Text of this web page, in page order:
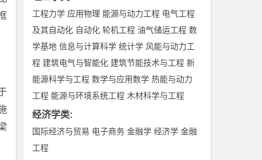
工程力学 应用物理 能源与动力工程 电气工程
及其自动化 自动化 轮机工程 油气储运工程 数
学基地 信息与计算科学 统计学 风能与动力工
程 建筑电气与智能化 建筑节能技术与工程 新
能源科学与工程 数学与应用数学 热能与动力
工程 能源与环境系统工程 木材科学与工程
经济学类:
国际经济与贸易 电子商务 金融学 经济学 金融
工程